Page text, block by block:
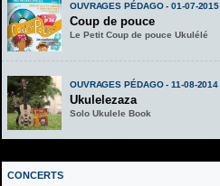
OUVRAGES PÉDAGO - 01-07-2015
Coup de pouce
Le Petit Coup de pouce Ukulélé
OUVRAGES PÉDAGO - 11-08-2014
Ukulelezaza
Solo Ukulele Book
CONCERTS